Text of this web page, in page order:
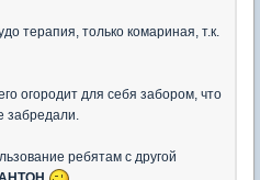
терапия, только комариная, т.к.
огородит для себя забором, что
забредали.
ребятам с другой